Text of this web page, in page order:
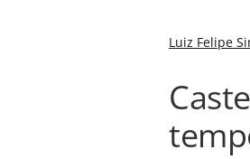
Luiz Felipe